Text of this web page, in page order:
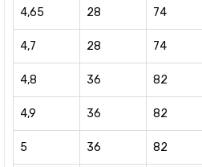
4,65 28 74
4,7 28 74
4,8 36 82
4,9 36 82
5 36 82